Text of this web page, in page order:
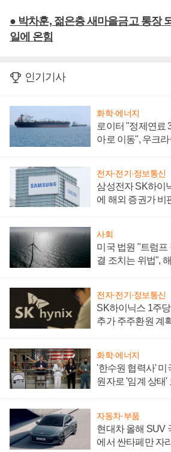
● 박차훈, 젊은층 새마을금고 통장
일에 온힘
인기기사
화학·에너지
로이터 "정제연료
아로 이동", 우크
전자·전기·정보통신
삼성전자 SK하이
에 해외 증권가 비
사회
미국 법원 "트럼프
결 조치는 위법",
전자·전기·정보통신
SK하이닉스 1주
추가 주주환원 계
화학·에너지
'한수원 협력사' 미
원자로 '임계 상태'
자동차·부품
현대차 올해 SUV
에서 싼타페만 자